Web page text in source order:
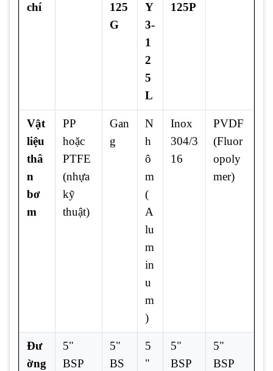
chí
125
G
Y
3-
1
2
5
L
125P
Vật
liệu
thâ
n
bơ
m
PP
hoặc
PTFE
(nhựa
kỹ
thuật)
Gan
g
N
h
ô
m
(
A
lu
m
in
u
m
)
Inox
304/3
16
PVDF
(Fluor
opoly
mer)
Đư
ờng
5"
BSP
5"
BS
5
"
5"
BSP
5"
BSP